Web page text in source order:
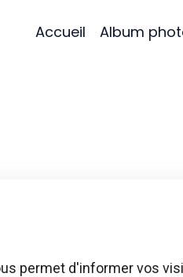
Accueil Album
permet d'informer vos